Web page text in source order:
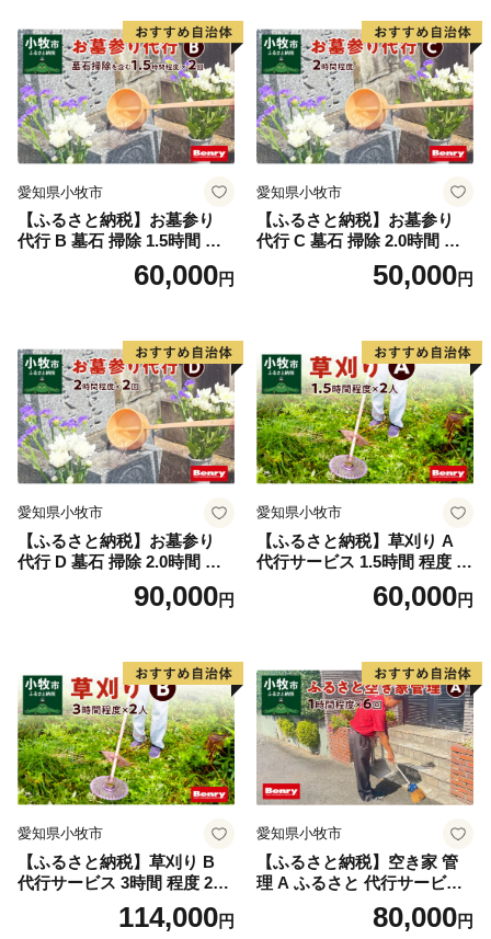
石 デザイン墓石 愛知県 小牧
市
愛知県小牧市
【ふるさと納税】お墓参り
代行 B 墓石 掃除 1.5時間 程
度 × 2回 お参り 献花 献香 雑
草 除去 処分 草抜き 清掃 お
洋型墓石 デザイン墓石 愛知
県 小牧市
60,000円
愛知県小牧市
【ふるさと納税】お墓参り
代行 C 墓石 掃除 2.0時間 程
度 お参り 献花 献香 雑草 除
去 処分 草抜き 清掃 お手入れ
石 デザイン墓石 愛知県 小牧
市
50,000円
愛知県小牧市
【ふるさと納税】お墓参り
代行 D 墓石 掃除 2.0時間 程
度 × 2回 お参り 献花 献香 雑
草 除去 処分 草抜き 清掃 お
洋型墓石 デザイン墓石 愛知
県 小牧市
90,000円
愛知県小牧市
【ふるさと納税】草刈り A
代行サービス 1.5時間 程度 2
人作業 伐採 低草木 剪定 ゴミ
拾い 清掃 雑草 除去 除草 作
き小牧味岡店 愛知県 小牧市
60,000円
愛知県小牧市
【ふるさと納税】草刈り B
代行サービス 3時間 程度 2人
作業 伐採 低草木 剪定 ゴミ拾
い 清掃 雑草 除去 除草 作業
114,000円
愛知県小牧市
【ふるさと納税】空き家 管
理 A ふるさと 代行サービス
1時間 程度 × 6回 建物 外部
状況 確認 2ヶ月に1回 雨漏り
80,000円